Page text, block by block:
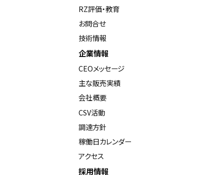
RZ評価・教育
お問合せ
技術情報
企業情報
CEOメッセージ
主な販売実績
会社概要
CSV活動
調達方針
稼働日カレンダー
アクセス
採用情報